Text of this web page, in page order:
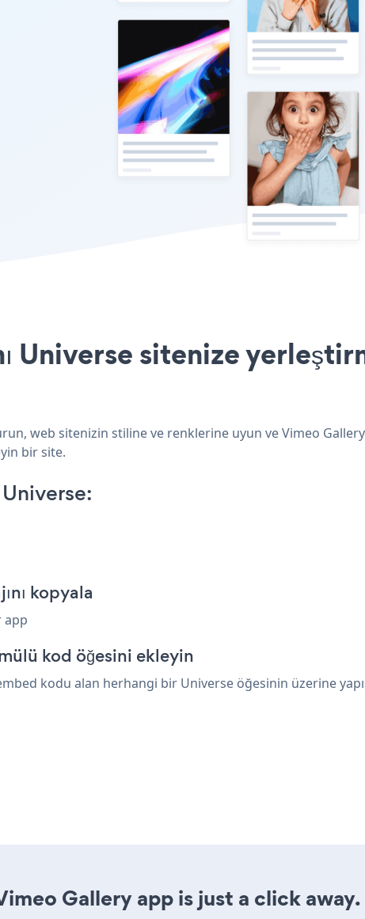
Universe sitenize
web sitenizin stiline ve renklerine uyun ve Vimeo
bir site.
kopyala
app
kod öğesini ekleyin
kodu alan herhangi bir Universe öğesinin üzerine
Gallery app is just a click away.